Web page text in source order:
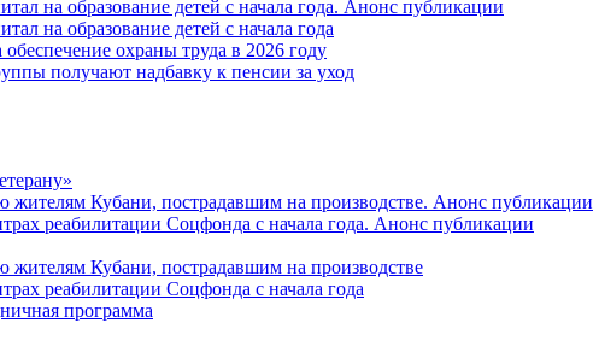
на образование детей с начала года. Анонс публикации
на образование детей с начала года
охраны труда в 2026 году
получают надбавку к пенсии за уход
Кубани, пострадавшим на производстве. Анонс публикации
реабилитации Соцфонда с начала года. Анонс публикации
Кубани, пострадавшим на производстве
реабилитации Соцфонда с начала года
программа